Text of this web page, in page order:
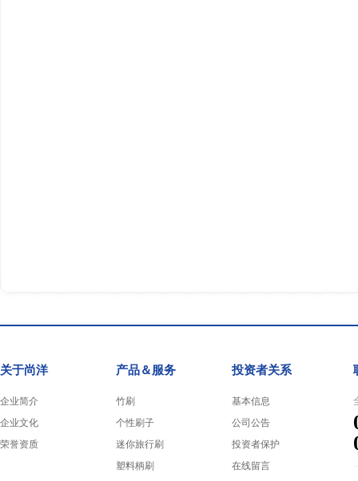
关于尚洋
企业简介
企业文化
荣誉资质
产品＆服务
竹刷
个性刷子
迷你旅行刷
塑料柄刷
投资者关系
基本信息
公司公告
投资者保护
在线留言